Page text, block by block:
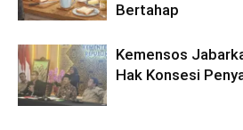
Bertahap
Kemensos
Hak Konsesi